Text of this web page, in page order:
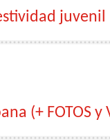
juvenil
(+ FOTOS y